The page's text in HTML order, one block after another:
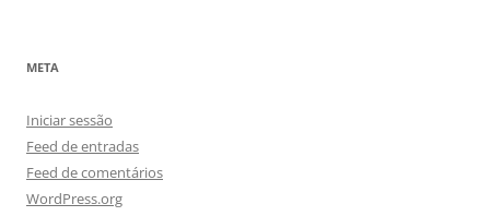
META
Iniciar sessão
Feed de entradas
Feed de comentários
WordPress.org